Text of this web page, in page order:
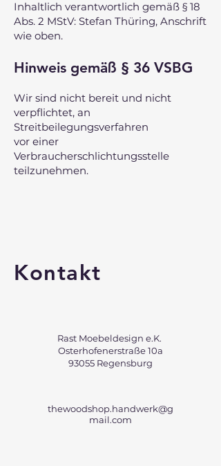
Inhaltlich verantwortlich gemäß § 18
Abs. 2 MStV: Stefan Thüring, Anschrift
wie oben.
Hinweis gemäß § 36 VSBG
Wir sind nicht bereit und nicht
verpflichtet, an
Streitbeilegungsverfahren
vor einer
Verbraucherschlichtungsstelle
teilzunehmen.
Kontakt
Rast Moebeldesign e.K.
Osterhofenerstraße 10a
93055 Regensburg
thewoodshop.handwerk@g
mail.com